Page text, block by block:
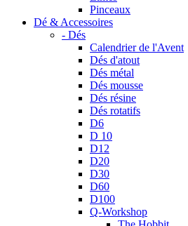
Pinceaux
Dé & Accessoires
- Dés
Calendrier de l'Avent
Dés d'atout
Dés métal
Dés mousse
Dés résine
Dés rotatifs
D6
D 10
D12
D20
D30
D60
D100
Q-Workshop